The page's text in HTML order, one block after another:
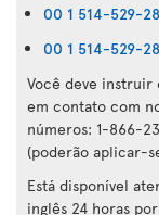
00 1 514-529-
00 1 514-529-
Você deve instruir
em contato com
números: 1-866-
(poderão aplicar-
Está disponível
inglês 24 horas